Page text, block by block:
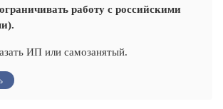
работу с российскими
ИП или самозанятый.